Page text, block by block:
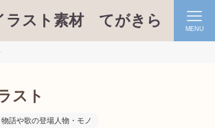
ラスト素材 てがきら MENU
スト
物語や歌の登場人物・モノ